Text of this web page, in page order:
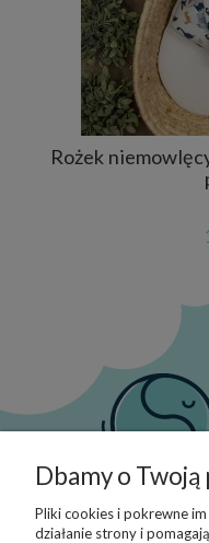
Rożek
Dbamy o
Pliki cookies i pokrewne
działanie strony i